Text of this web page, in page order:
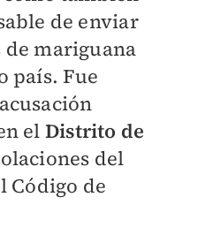
de enviar
mariguana
país.Fue
el Distrito de
del
Código de